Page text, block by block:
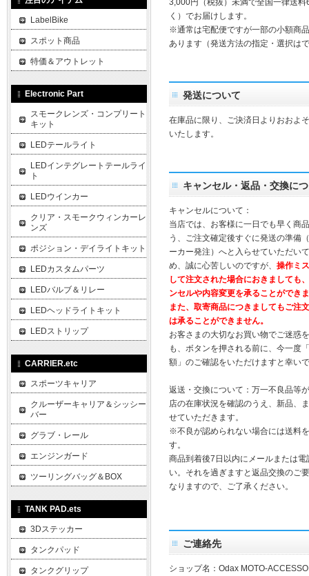
3,000円（税抜）未満で全国一律送
く）でお届けします。
※通常は宅配便ですが一部の小額商
あります（発送方法の指定・選択は
発送について
在庫品に限り、ご決済日よりおおよ
いたします。
キャンセル・返品・交換に
キャンセルについて：
当店では、お客様に一日でも早く商
う、ご注文確定後すぐに発送の準備
ーカー発注）へと入らせていただい
め、誠に心苦しいのですが、 操作ミ
して注文された場合におきましても
ンセルや内容変更を承ることができ
また、取寄商品につきましてもご注
は承ることができません。
お客さまの大切なお買い物でご迷惑
も、ボタンを押される前に、今一度
額」のご確認をいただけますと幸い
返送・交換について：万一不良品等
店の在庫状況を確認のうえ、新品、
せていただきます。
※不良が認められない場合には送料
す。
商品到着後7日以内にメールまたは
い。それを過ぎますと返品交換のご
なりますので、ご了承ください。
ご連絡先
ショップ名：Odax MOTO-
LabelBike
スポット商品
特価＆アウトレット
Electronic Part
スモークレンズ・コンプリート
キット
LEDテールライト
LEDインテグレートテールライ
ト
LEDウインカー
クリア・スモークウィンカーレ
ンズ
ポジション・デイライトキット
LEDカスタムパーツ
LEDバルブ＆リレー
LEDヘッドライトキット
LEDストリップ
CARRIER.etc
スポーツキャリア
クルーザーキャリア＆シッシー
バー
グラブ・レール
エンジンガード
ツーリングバッグ＆BOX
TANK PAD.ets
3Dステッカー
タンクパッド
タンクグリップ